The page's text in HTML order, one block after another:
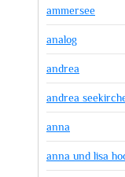
ammersee
analog
andrea
andrea
anna
anna und lisa